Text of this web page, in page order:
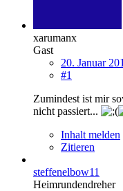
xarumanx
Gast
20. Januar
#1
Zumindest ist mir
nicht passiert...
Inhalt melden
Zitieren
steffenelbow11
Heimrundendreher